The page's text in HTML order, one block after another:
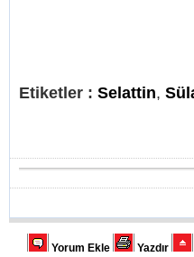
Etiketler : Selattin,
Yorum Ekle Yazdır